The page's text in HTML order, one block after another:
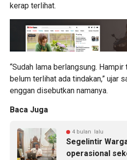
kerap terlihat.
“Sudah lama berlangsung.
belum terlihat ada tindakan,” ujar
enggan disebutkan namanya.
Baca Juga
4 bulan lalu
Segelintir
operasional